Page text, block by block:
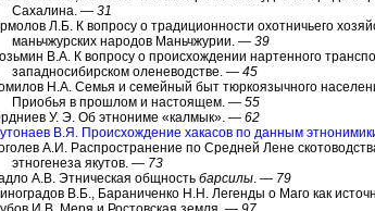
Сахалина. — 31
Л.Б. К вопросу о традиционности охотничьего
маньчжурских народов Маньчжурии. — 39
В.А. К вопросу о происхождении нартенного
западносибирском оленеводстве. — 45
Н.А. Семья и семейный быт тюркоязычного
Приобья в прошлом и настоящем. — 55
У. Э. Об этнониме «калмык». — 62
В.Я. Происхождение хакасов по данным
А.И. Распространение по Средней Лене
этногенеза якутов. — 73
А.В. Этническая общность барсилы. — 79
В.Б., Бараниченко Н.Н. Легенды о Маго как